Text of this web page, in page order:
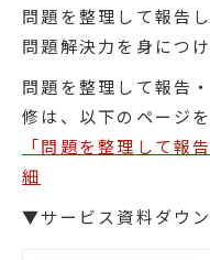
問題を整理して報告
問題解決力を身につ
問題を整理して報告
修は、以下のページ
「問題を整理して報
細
▼サービス資料ダウ